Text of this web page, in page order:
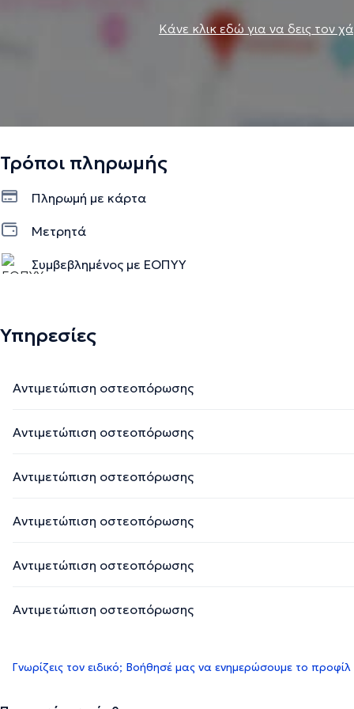
Κάνε κλικ εδώ για να δεις τον
Τρόποι πληρωμής
Πληρωμή με κάρτα
Μετρητά
Συμβεβλημένος με ΕΟΠΥΥ
Υπηρεσίες
Αντιμετώπιση οστεοπόρωσης
Αντιμετώπιση οστεοπόρωσης
Αντιμετώπιση οστεοπόρωσης
Αντιμετώπιση οστεοπόρωσης
Αντιμετώπιση οστεοπόρωσης
Αντιμετώπιση οστεοπόρωσης
Γνωρίζεις τον ειδικό; Βοήθησέ μας να ενημερώσουμε το προφίλ